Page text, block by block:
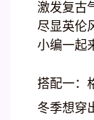
激发复古
尽显英伦
小编一起
搭配一：
冬季想穿